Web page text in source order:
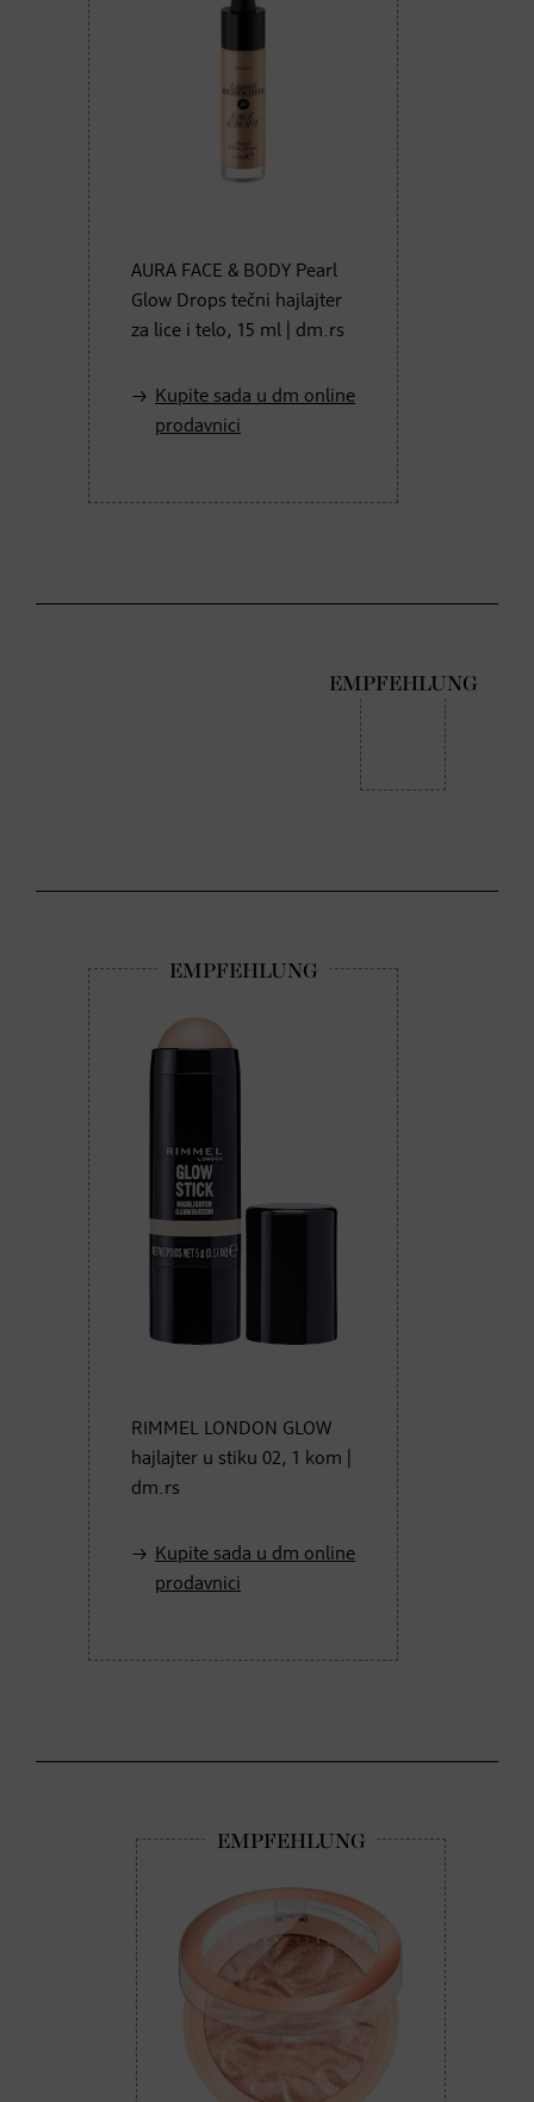
AURA FACE & BODY Pearl
Glow Drops tečni hajlajter
za lice i telo, 15 ml | dm.rs
Kupite sada u dm online
prodavnici
RIMMEL LONDON GLOW
hajlajter u stiku 02, 1 kom |
dm.rs
Kupite sada u dm online
prodavnici